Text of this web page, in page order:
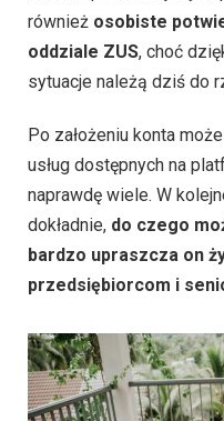
również osobiste
oddziale ZUS, choć
sytuacje należą dziś do
Po założeniu konta
usług dostępnych na
naprawdę wiele. W
dokładnie, do czego
bardzo upraszcza on
przedsiębiorcom i